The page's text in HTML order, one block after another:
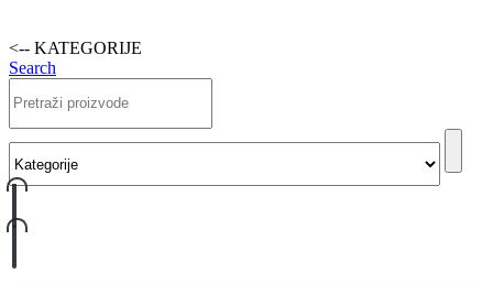
<-- KATEGORIJE
Search